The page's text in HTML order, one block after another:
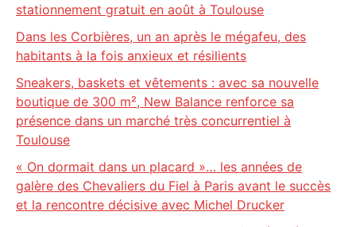
stationnement gratuit en août à Toulouse
Dans les Corbières, un an après le mégafeu, des
habitants à la fois anxieux et résilients
Sneakers, baskets et vêtements : avec sa nouvelle
boutique de 300 m², New Balance renforce sa
présence dans un marché très concurrentiel à
Toulouse
« On dormait dans un placard »… les années de
galère des Chevaliers du Fiel à Paris avant le succès
et la rencontre décisive avec Michel Drucker